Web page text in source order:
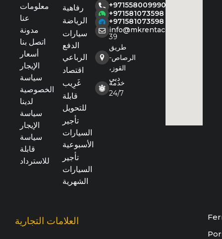
معلومات
عنا
مدونة
اتصل بنا
أسعار
الإيجار
سياسة
الخصوصية
لدينا
سياسة
الإيجار
سياسة
قابلة
للاسترداد
رفاهية
الرياضة
سيارات
الدفع
الرباعي
اقتصاد
غَرِيب
قابلة
للتحويل
تأجير
السيارات
الأسبوعية
تأجير
السيارات
الشهرية
+971558009990
+971581073598
+971581073598
info@mkrentacar.com
39
طريق
الرصاص-
القوز،
دبي
خدمة
24/7
العلامات التجارية